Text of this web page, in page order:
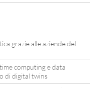
grazie alle aziende del
computing e data
di digital twins